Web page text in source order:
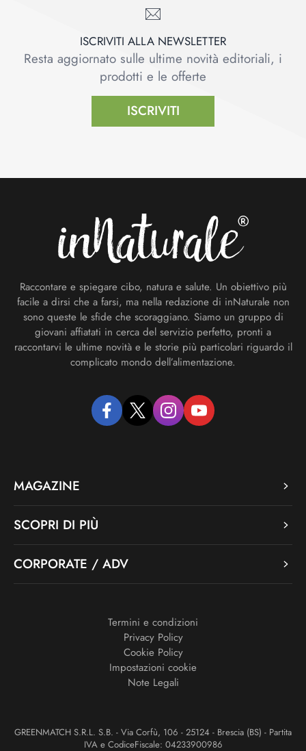
ISCRIVITI ALLA NEWSLETTER
Resta aggiornato sulle ultime novità editoriali, i
prodotti e le offerte
ISCRIVITI
Raccontare e spiegare cibo, natura e salute. Un obiettivo più
facile a dirsi che a farsi, ma nella redazione di inNaturale non
sono queste le sfide che scoraggiano. Siamo un gruppo di
giovani affiatati in cerca del servizio perfetto, pronti a
raccontarvi le ultime novità e le storie più particolari riguardo il
complicato mondo dell’alimentazione.
facebooktwitter instagramyoutube
MAGAZINE
SCOPRI DI PIÙ
CORPORATE / ADV
Termini e condizioni
Privacy Policy
Cookie Policy
Impostazioni cookie
Note Legali
GREENMATCH S.R.L. S.B. - Via Corfù, 106 - 25124 - Brescia (BS) - Partita
IVA e CodiceFiscale: 04233900986